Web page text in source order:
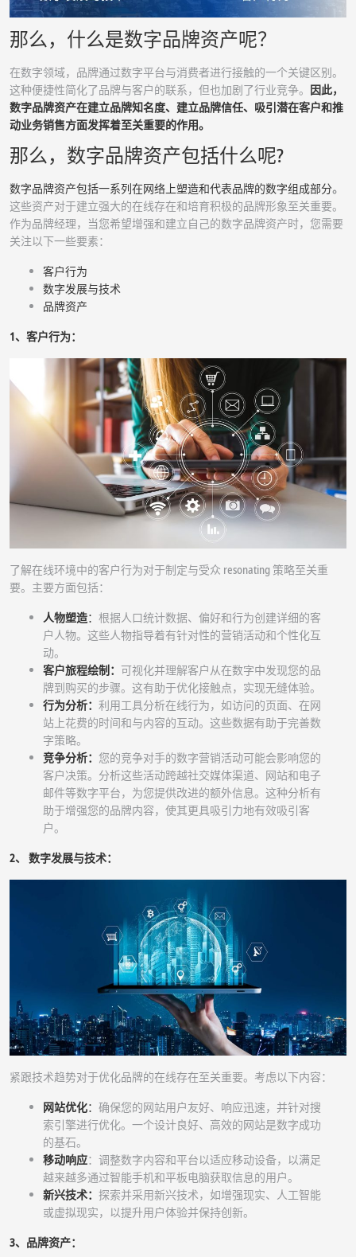
那么，什么是数字品牌资产呢？
在数字领域，品牌通过数字平台与消费者进行接触的一个关键区别。
这种便捷性简化了品牌与客户的联系，但也加剧了行业竞争。 因此，
数字品牌资产在建立品牌知名度、建立品牌信任、吸引潜在客户和推
动业务销售方面发挥着至关重要的作用。
那么，数字品牌资产包括什么呢?
数字品牌资产包括一系列在网络上塑造和代表品牌的数字组成部分。
这些资产对于建立强大的在线存在和培育积极的品牌形象至关重要。
作为品牌经理，当您希望增强和建立自己的数字品牌资产时，您需要
关注以下一些要素：
客户行为
数字发展与技术
品牌资产
1、客户行为：
了解在线环境中的客户行为对于制定与受众 resonating 策略至关重
要。主要方面包括：
人物塑造： 根据人口统计数据、偏好和行为创建详细的客
户人物。这些人物指导着有针对性的营销活动和个性化互
动。
客户旅程绘制： 可视化并理解客户从在数字中发现您的品
牌到购买的步骤。这有助于优化接触点，实现无缝体验。
行为分析： 利用工具分析在线行为，如访问的页面、在网
站上花费的时间和与内容的互动。这些数据有助于完善数
字策略。
竞争分析： 您的竞争对手的数字营销活动可能会影响您的
客户决策。分析这些活动跨越社交媒体渠道、网站和电子
邮件等数字平台，为您提供改进的额外信息。这种分析有
助于增强您的品牌内容，使其更具吸引力地有效吸引客
户。
2、 数字发展与技术：
紧跟技术趋势对于优化品牌的在线存在至关重要。考虑以下内容：
网站优化： 确保您的网站用户友好、响应迅速，并针对搜
索引擎进行优化。一个设计良好、高效的网站是数字成功
的基石。
移动响应：调整数字内容和平台以适应移动设备，以满足
越来越多通过智能手机和平板电脑获取信息的用户。
新兴技术： 探索并采用新兴技术，如增强现实、人工智能
或虚拟现实，以提升用户体验并保持创新。
3、品牌资产：